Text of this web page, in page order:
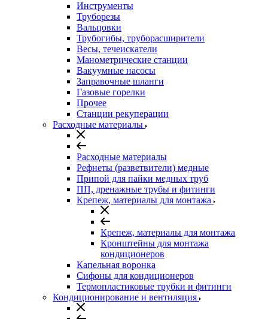
Инструменты
Труборезы
Вальцовки
Трубогибы, труборасширители
Весы, течеискатели
Манометрические станции
Вакуумные насосы
Заправочные шланги
Газовые горелки
Прочее
Станции рекуперации
Расходные материалы
Расходные материалы
Рефнеты (разветвители) медные
Припой для пайки медных труб
ПП, дренажные трубы и фитинги
Крепеж, материалы для монтажа
Крепеж, материалы для монтажа
Кронштейны для монтажа
кондиционеров
Капельная воронка
Сифоны для кондиционеров
Термопластиковые трубки и фитинги
Кондиционирование и вентиляция